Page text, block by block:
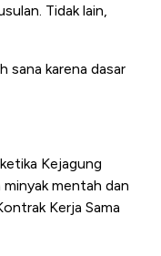
Tidak lain,
sana karena dasar
Kejagung
mentah dan
Kerja Sama
ke Zona Berbahaya